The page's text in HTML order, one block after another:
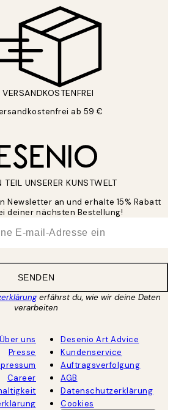
VERSANDKOSTENFREI
ab 59 €
TEIL UNSERER KUNSTWELT
Newsletter an und erhalte 15% Rabatt
deiner nächsten Bestellung!
SENDEN
erfährst du, wie wir deine Daten
verarbeiten
Über uns
Presse
Career
Desenio Art Advice
Kundenservice
Auftragsverfolgung
AGB
Datenschutzerklärung
Cookies